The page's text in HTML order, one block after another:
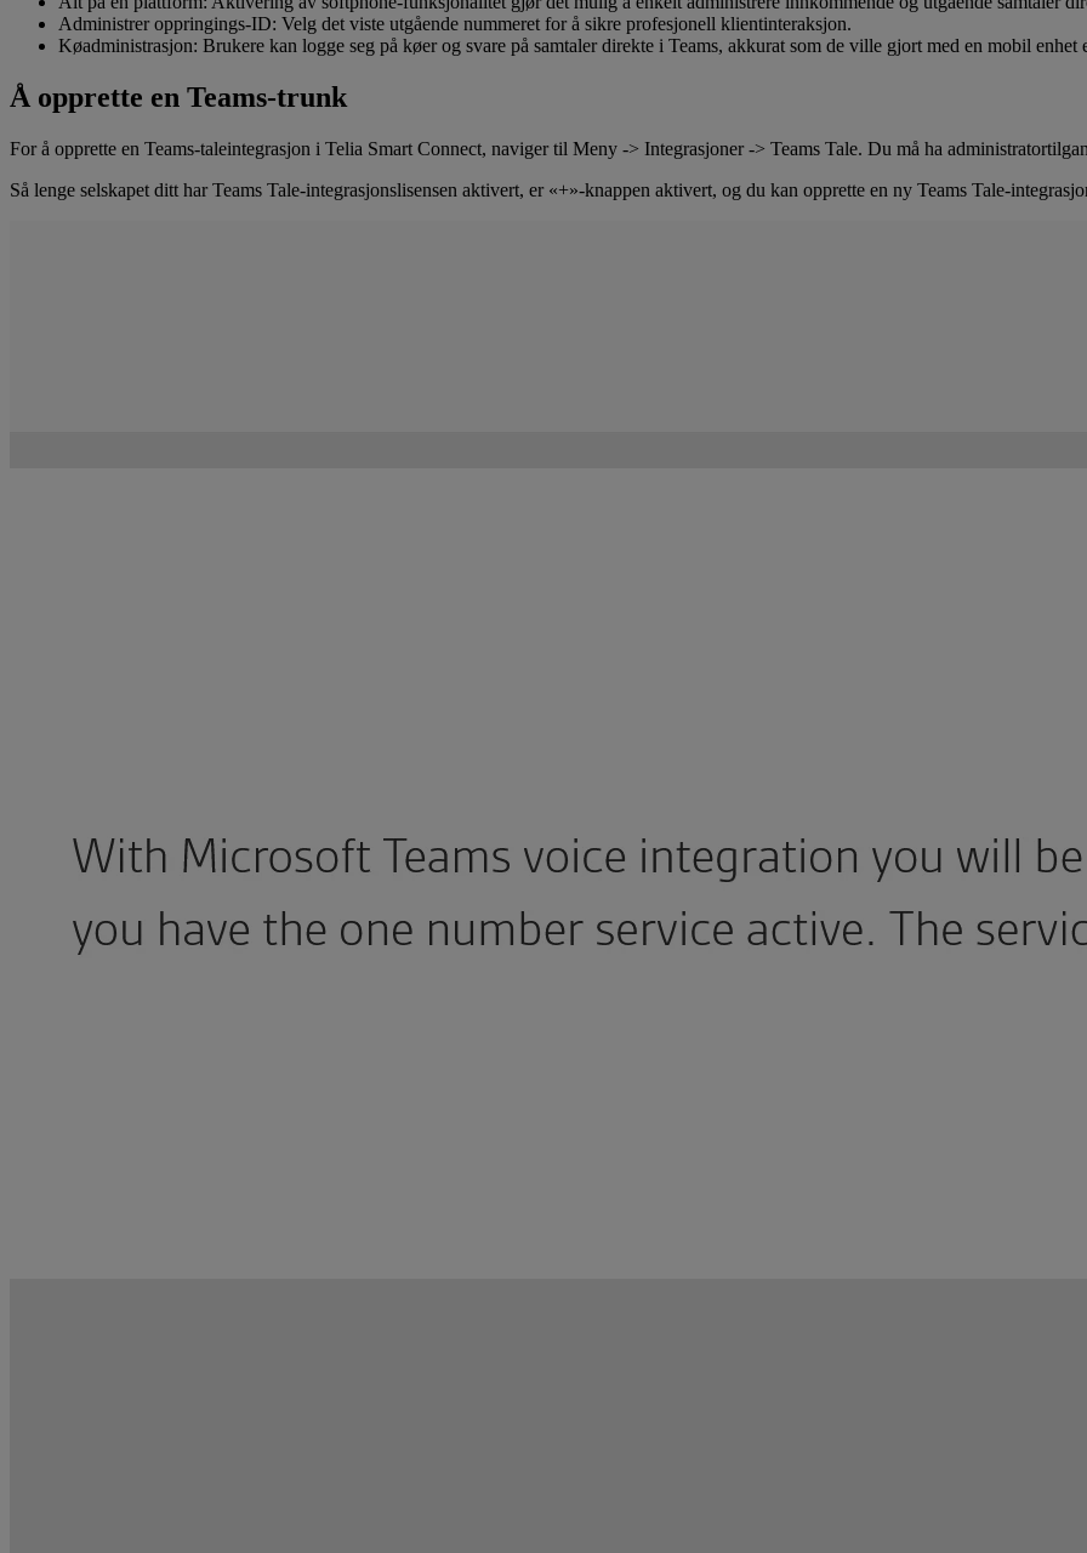
Administrer oppringings-ID: Velg det viste utgående nummeret for å sikre profesjonell klientinteraksjon.
Køadministrasjon: Brukere kan logge seg på køer og svare på samtaler direkte i Teams, akkurat som de ville gjort med en mobil enhet
Å opprette en Teams-trunk
For å opprette en Teams-taleintegrasjon i Telia Smart Connect, naviger til Meny -> Integrasjoner -> Teams Tale. Du må ha
Så lenge selskapet ditt har Teams Tale-integrasjonslisensen aktivert, er «+»-knappen aktivert, og du kan opprette en ny Teams Tale-